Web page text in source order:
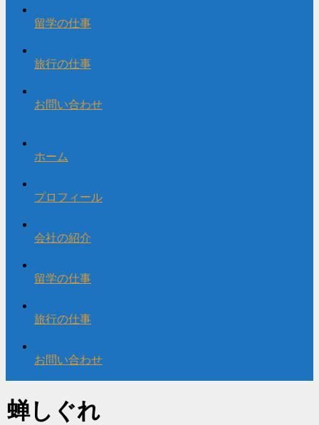
留学の仕事
旅行の仕事
お問い合わせ
ホーム
プロフィール
会社の紹介
留学の仕事
旅行の仕事
お問い合わせ
蝉しぐれ